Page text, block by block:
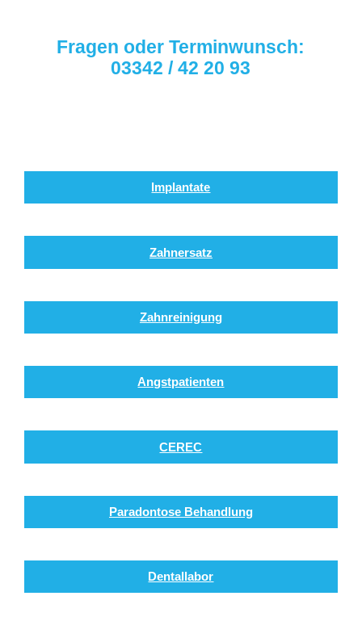
Fragen oder Terminwunsch:
03342 / 42 20 93
Implantate
Zahnersatz
Zahnreinigung
Angstpatienten
CEREC
Paradontose Behandlung
Dentallabor